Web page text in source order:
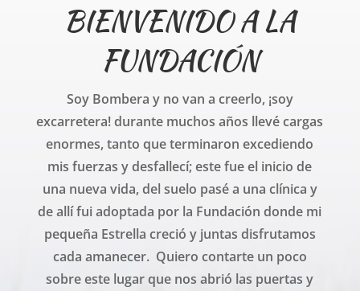
BIENVENIDO A LA
FUNDACIÓN
Soy Bombera y no van a creerlo, ¡soy
excarretera! durante muchos años llevé cargas
enormes, tanto que terminaron excediendo
mis fuerzas y desfallecí; este fue el inicio de
una nueva vida, del suelo pasé a una clínica y
de allí fui adoptada por la Fundación donde mi
pequeña Estrella creció y juntas disfrutamos
cada amanecer. Quiero contarte un poco
sobre este lugar que nos abrió las puertas y